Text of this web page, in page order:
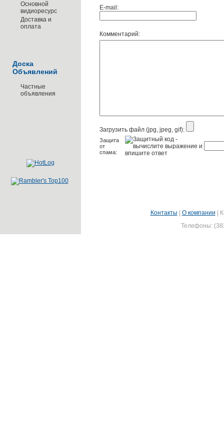
Основной
видиоресурс
Доставка и
оплата
Доска
Объявлений
Частные
объявления
E-mail:
Комментарий:
Загрузить файл (jpg, jpeg, gif):
Защита
от
спама:
Контакты О компании
Телефоны: